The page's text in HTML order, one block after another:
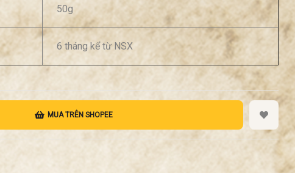
50g
6 tháng kể từ NSX
MUA TRÊN SHOPEE